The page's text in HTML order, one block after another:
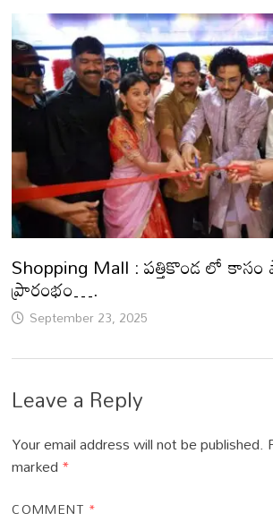
Shopping Mall : పత్తికొండ లో కాసం
ప్రారంభం….
September 23, 2025
Leave a Reply
Your email address will not be published.
marked*
COMMENT *